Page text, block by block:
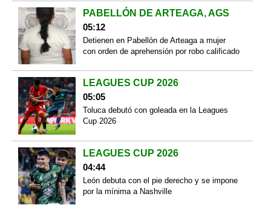
PABELLÓN DE ARTEAGA, AGS
05:12
Detienen en Pabellón de Arteaga a mujer
con orden de aprehensión por robo calificado
LEAGUES CUP 2026
05:05
Toluca debutó con goleada en la Leagues
Cup 2026
LEAGUES CUP 2026
04:44
León debuta con el pie derecho y se impone
por la mínima a Nashville